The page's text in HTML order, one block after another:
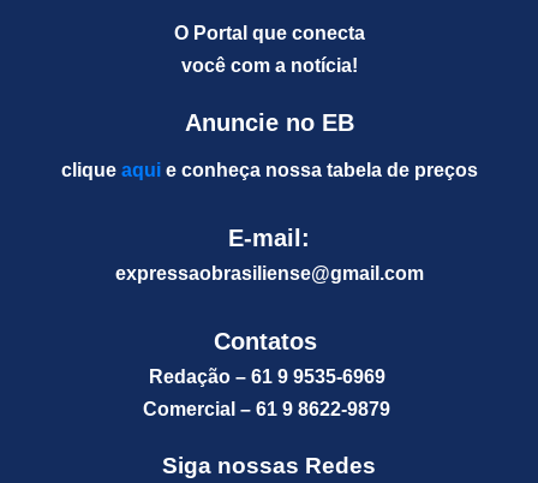
O Portal que conecta
você com a notícia!
Anuncie no EB
clique aquie conheça nossa tabela de preços
E-mail:
expressaobrasiliense@gmail.com
Contatos
Redação – 61 9 9535-6969
Comercial – 61 9 8622-9879
Siga nossas Redes